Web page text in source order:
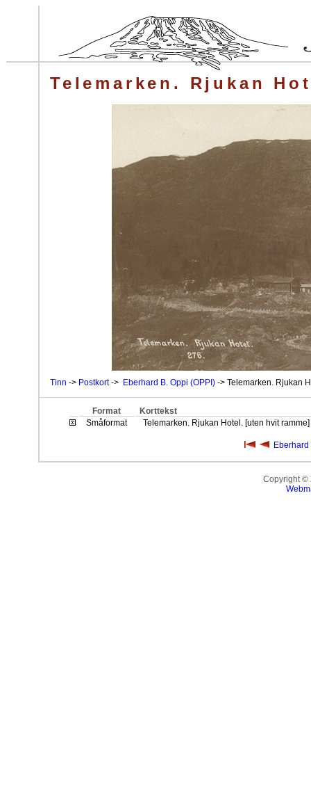
Telemarken. Rjukan
Tinn -> Postkort-> Eberhard B. Oppi (OPPI) -> Telemarken. Rjukan
Format
Korttekst
Småformat
Telemarken. Rjukan Hotel. [uten hvit ramme]
Eberhard
Copyright ©